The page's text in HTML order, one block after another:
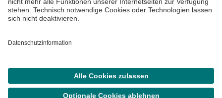
Impressum
©Asklepios Kliniken GmbH & Co. KGaA 2026